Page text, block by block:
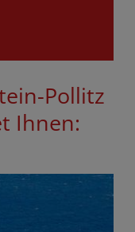
Pollitz
Ihnen: